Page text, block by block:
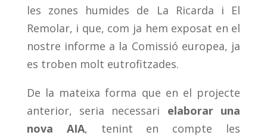
les zones humides de La Ricarda i El
Remolar, i que, com ja hem exposat en el
nostre informe a la Comissió europea, ja
es troben molt eutrofitzades.
De la mateixa forma que en el projecte
anterior, seria necessari elaborar una
nova AIA, tenint en compte les